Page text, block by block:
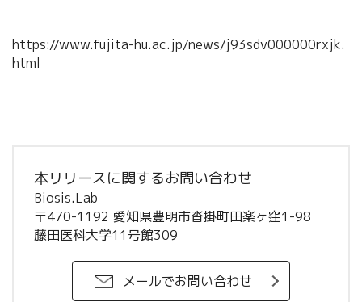
https://www.fujita-hu.ac.jp/news/j93sdv000000rxjk.
html
本リリースに関するお問い合わせ
Biosis.Lab
〒470-1192 愛知県豊明市沓掛町田楽ヶ窪1-98
藤田医科大学11号館309
メールでお問い合わせ